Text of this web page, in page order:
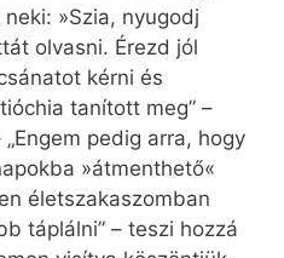
»Szia, nyugodj
olvasni. Érezd jól
kérni és
tanított meg” –
pedig arra, hogy
»átmenthető«
életszakaszomban
táplálni” – teszi hozzá